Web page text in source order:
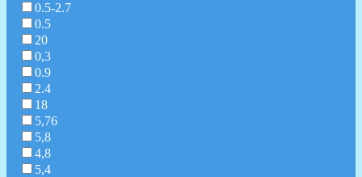
0.5-2.7
0.5
20
0,3
0.9
2.4
18
5,76
5,8
4,8
5,4